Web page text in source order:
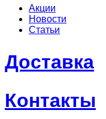
Акции
Новости
Статьи
Доставка
Контакты